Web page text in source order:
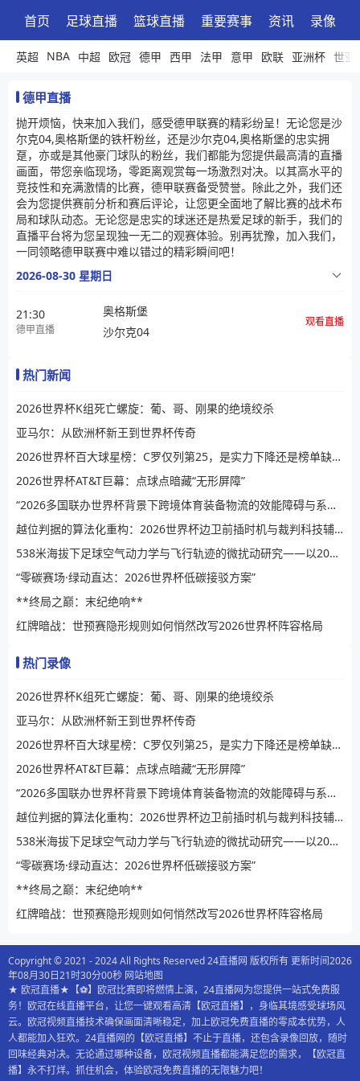
首页 足球直播 篮球直播 重要赛事 资讯 录像
英超 NBA 中超 欧冠 德甲 西甲 法甲 意甲 欧联 亚洲杯 世亚
德甲直播
抛开烦恼，快来加入我们，感受德甲联赛的精彩纷呈！无论您是沙
尔克04,奥格斯堡的铁杆粉丝，还是沙尔克04,奥格斯堡的忠实拥
趸，亦或是其他豪门球队的粉丝，我们都能为您提供最高清的直播
画面，带您亲临现场，零距离观赏每一场激烈对决。以其高水平的
竞技性和充满激情的比赛，德甲联赛备受赞誉。除此之外，我们还
会为您提供赛前分析和赛后评论，让您更全面地了解比赛的战术布
局和球队动态。无论您是忠实的球迷还是热爱足球的新手，我们的
直播平台将为您呈现独一无二的观赛体验。别再犹豫，加入我们，
一同领略德甲联赛中难以错过的精彩瞬间吧！
2026-08-30 星期日
21:30
德甲直播
奥格斯堡
沙尔克04
观看直播
热门新闻
2026世界杯K组死亡螺旋：葡、哥、刚果的绝境绞杀
亚马尔：从欧洲杯新王到世界杯传奇
2026世界杯百大球星榜：C罗仅列第25，是实力下降还是榜单缺乏公信力？
2026世界杯AT&T巨幕：点球点暗藏“无形屏障”
“2026多国联办世界杯背景下跨境体育装备物流的效能障碍与系统性提升路径”
越位判据的算法化重构：2026世界杯边卫前插时机与裁判科技辅助决策的演进逻辑
538米海拔下足球空气动力学与飞行轨迹的微扰动研究——以2026世界杯BBVA球场为例
“零碳赛场·绿动直达：2026世界杯低碳接驳方案”
**终局之巅：末纪绝响**
红牌暗战：世预赛隐形规则如何悄然改写2026世界杯阵容格局
热门录像
2026世界杯K组死亡螺旋：葡、哥、刚果的绝境绞杀
亚马尔：从欧洲杯新王到世界杯传奇
2026世界杯百大球星榜：C罗仅列第25，是实力下降还是榜单缺乏公信力？
2026世界杯AT&T巨幕：点球点暗藏“无形屏障”
“2026多国联办世界杯背景下跨境体育装备物流的效能障碍与系统性提升路径”
越位判据的算法化重构：2026世界杯边卫前插时机与裁判科技辅助决策的演进逻辑
538米海拔下足球空气动力学与飞行轨迹的微扰动研究——以2026世界杯BBVA球场为例
“零碳赛场·绿动直达：2026世界杯低碳接驳方案”
**终局之巅：末纪绝响**
红牌暗战：世预赛隐形规则如何悄然改写2026世界杯阵容格局
Copyright © 2021 - 2024 All Rights Reserved 24直播网 版权所有 更新时间2026
年08月30日21时30分00秒 网站地图
★ 欧冠直播★【⚽️】欧冠比赛即将燃情上演，24直播网为您提供一站式免费服
务！欧冠在线直播平台，让您一键观看高清【欧冠直播】，身临其境感受球场风
云。欧冠视频直播技术确保画面清晰稳定，加上欧冠免费直播的零成本优势，人
人都能加入狂欢。24直播网的【欧冠直播】不止于直播，还包含录像回放，随时
回味经典对决。无论通过哪种设备，欧冠视频直播都能满足您的需求，【欧冠直
播】永不打烊。抓住机会，体验欧冠免费直播的无限魅力吧！